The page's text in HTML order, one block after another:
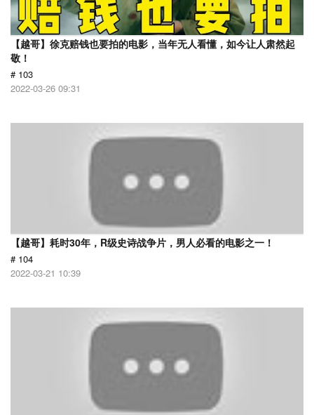
【越哥】徐克赔钱也要拍的电影，当年无人看懂，如今让人肃然起
敬！
# 103
2022-03-26 09:31
【越哥】耗时30年，R级史诗战争片，男人必看的电影之一！
# 104
2022-03-21 10:39